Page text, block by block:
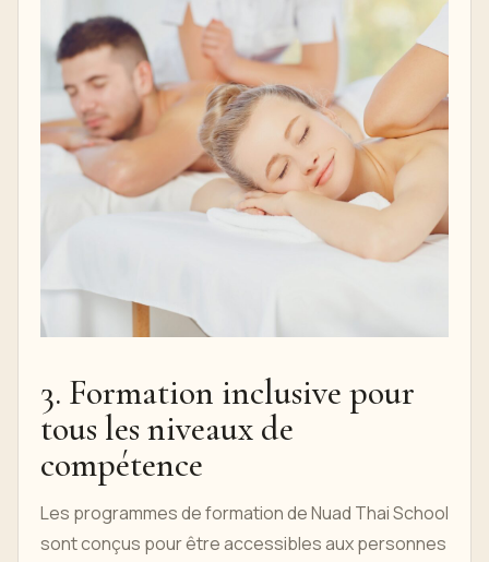
3. Formation inclusive pour
tous les niveaux de
compétence
Les programmes de formation de Nuad Thai School
sont conçus pour être accessibles aux personnes